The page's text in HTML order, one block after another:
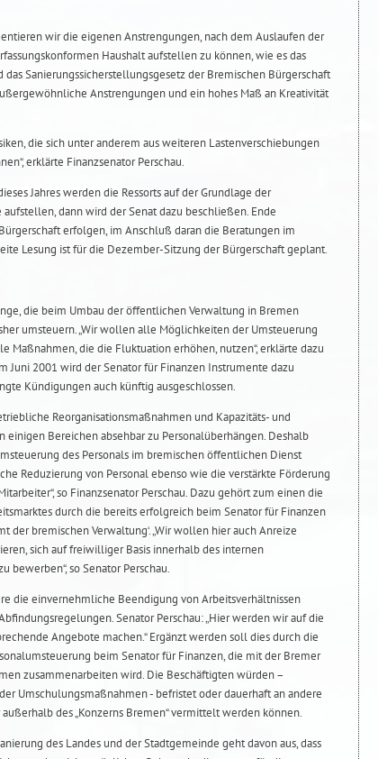
wir die eigenen Anstrengungen, nach dem Auslaufen der
Haushalt aufstellen zu können, wie es das
das Sanierungssicherstellungsgesetz der Bremischen Bürgerschaft
Anstrengungen und ein hohes Maß an Kreativität
die sich unter anderem aus weiteren Lastenverschiebungen
erklärte Finanzsenator Perschau.
Jahres werden die Ressorts auf der Grundlage der
dann wird der Senat dazu beschließen. Ende
erfolgen, im Anschluß daran die Beratungen im
Lesung ist für die Dezember-Sitzung der Bürgerschaft geplant.
die beim Umbau der öffentlichen Verwaltung in Bremen
umsteuern. „Wir wollen alle Möglichkeiten der Umsteuerung
Maßnahmen, die die Fluktuation erhöhen, nutzen“, erklärte dazu
Juni 2001 wird der Senator für Finanzen Instrumente dazu
Kündigungen auch künftig ausgeschlossen.
Reorganisationsmaßnahmen und Kapazitäts- und
Bereichen absehbar zu Personalüberhängen. Deshalb
des Personals im bremischen öffentlichen Dienst
Reduzierung von Personal ebenso wie die verstärkte Förderung
so Finanzsenator Perschau. Dazu gehört zum einen die
durch die bereits erfolgreich beim Senator für Finanzen
der bremischen Verwaltung‘. „Wir wollen hier auch Anreize
sich auf freiwilliger Basis innerhalb des internen
bewerben“, so Senator Perschau.
die einvernehmliche Beendigung von Arbeitsverhältnissen
Senator Perschau: „Hier werden wir auf die
Angebote machen.“ Ergänzt werden soll dies durch die
beim Senator für Finanzen, die mit der Bremer
zusammenarbeiten wird. Die Beschäftigten würden –
Umschulungsmaßnahmen - befristet oder dauerhaft an andere
des „Konzerns Bremen“ vermittelt werden können.
des Landes und der Stadtgemeinde geht davon aus, dass